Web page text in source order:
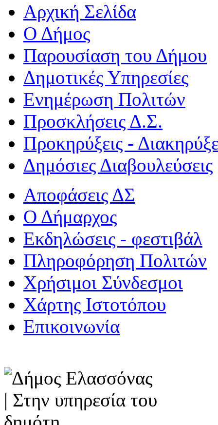
Αρχική Σελίδα
Ο Δήμος
Παρουσίαση του Δήμου
Δημοτικές Υπηρεσίες
Ενημέρωση Πολιτών
Προσκλήσεις Δ.Σ.
Προκηρύξεις -
Δημόσιες Διαβουλεύσεις
Αποφάσεις ΔΣ
Ο Δήμαρχος
Εκδηλώσεις - φεστιβάλ
Πληροφόρηση Πολιτών
Χρήσιμοι Σύνδεσμοι
Χάρτης Ιστοτόπου
Επικοινωνία